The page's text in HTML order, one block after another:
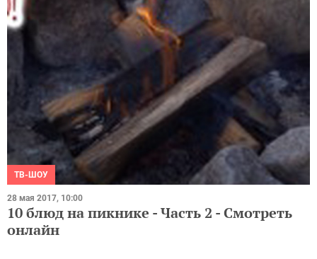
ТВ-ШОУ
28 мая 2017, 10:00
10 блюд на пикнике - Часть 2 - Смотреть
онлайн